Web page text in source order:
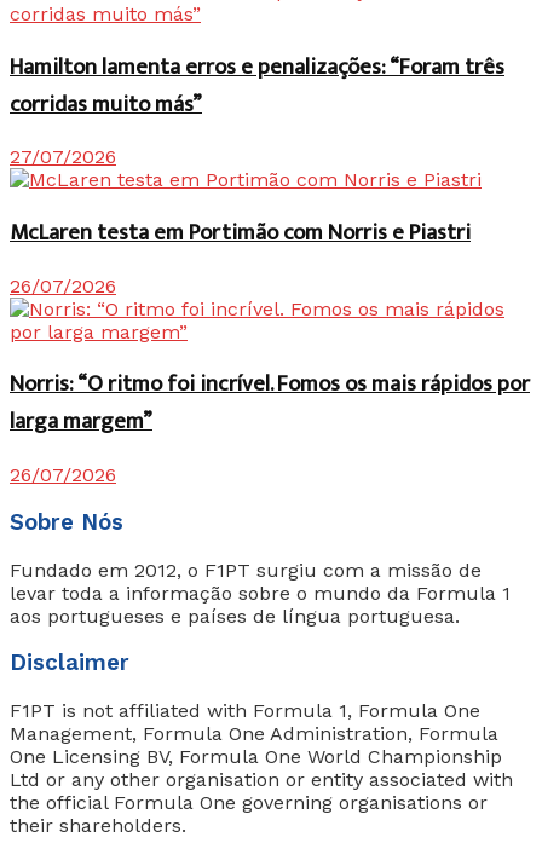
Hamilton lamenta erros e penalizações: “Foram três
corridas muito más”
27/07/2026
McLaren testa em Portimão com Norris e Piastri
26/07/2026
Norris: “O ritmo foi incrível. Fomos os mais rápidos por
larga margem”
26/07/2026
Sobre Nós
Fundado em 2012, o F1PT surgiu com a missão de
levar toda a informação sobre o mundo da Formula 1
aos portugueses e países de língua portuguesa.
Disclaimer
F1PT is not affiliated with Formula 1, Formula One
Management, Formula One Administration, Formula
One Licensing BV, Formula One World Championship
Ltd or any other organisation or entity associated with
the official Formula One governing organisations or
their shareholders.